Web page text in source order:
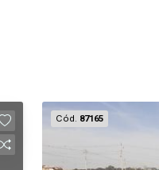
Cód. 87165